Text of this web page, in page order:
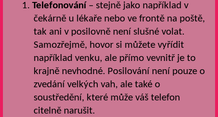
1. Telefonování – stejně jako například v
čekárně u lékaře nebo ve frontě na poště,
tak ani v posilovně není slušné volat.
Samozřejmě, hovor si můžete vyřídit
například venku, ale přímo vevnitř je to
krajně nevhodné. Posilování není pouze o
zvedání velkých vah, ale také o
soustředění, které může váš telefon
citelně narušit.